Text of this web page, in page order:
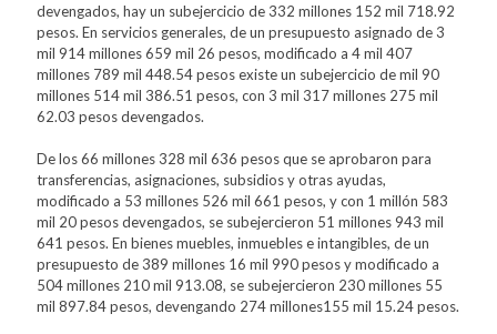
devengados, hay un subejercicio de 332 millones 152 mil 718.92
pesos. En servicios generales, de un presupuesto asignado de 3
mil 914 millones 659 mil 26 pesos, modificado a 4 mil 407
millones 789 mil 448.54 pesos existe un subejercicio de mil 90
millones 514 mil 386.51 pesos, con 3 mil 317 millones 275 mil
62.03 pesos devengados.
De los 66 millones 328 mil 636 pesos que se aprobaron para
transferencias, asignaciones, subsidios y otras ayudas,
modificado a 53 millones 526 mil 661 pesos, y con 1 millón 583
mil 20 pesos devengados, se subejercieron 51 millones 943 mil
641 pesos. En bienes muebles, inmuebles e intangibles, de un
presupuesto de 389 millones 16 mil 990 pesos y modificado a
504 millones 210 mil 913.08, se subejercieron 230 millones 55
mil 897.84 pesos, devengando 274 millones155 mil 15.24 pesos.